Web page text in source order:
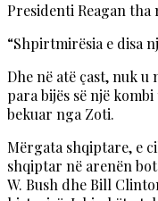
Presidenti Reagan
“Shpirtmirësia e disa
Dhe në atë çast, nuk
para bijës së një
bekuar nga Zoti.
Mërgata shqiptare, e
shqiptar në arenën
W. Bush dhe Bill